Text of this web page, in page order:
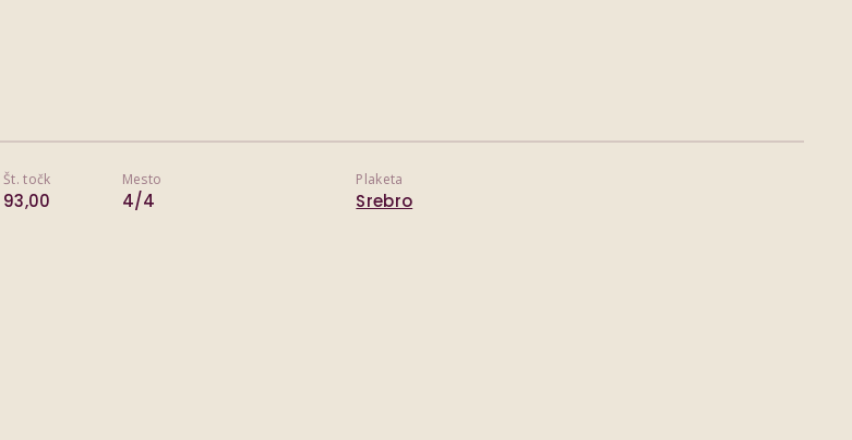
Št. točk
93,00
Mesto
4/4
Plaketa
Srebro